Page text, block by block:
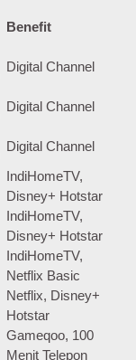
Benefit
Digital Channel
Digital Channel
Digital Channel
IndiHomeTV,
Disney+ Hotstar
IndiHomeTV,
Disney+ Hotstar
IndiHomeTV,
Netflix Basic
Netflix, Disney+
Hotstar
Gameqoo, 100
Menit Telepon